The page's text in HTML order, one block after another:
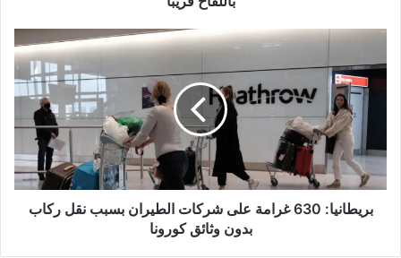
بريطانيا:
غرامة
على
شركات
الطيران
بسبب
ركاب
بدون
بريطانيا: 630 غرامة على شركات الطيران بسبب نقل ركاب
بدون وثائق كورونا